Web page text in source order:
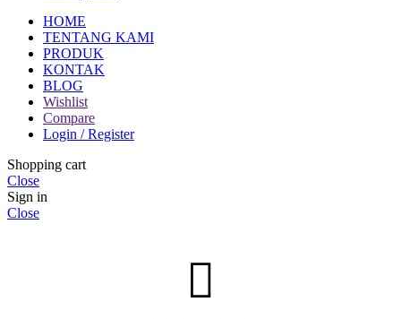
HOME
TENTANG KAMI
PRODUK
KONTAK
BLOG
Wishlist
Compare
Login / Register
Shopping cart
Close
Sign in
Close